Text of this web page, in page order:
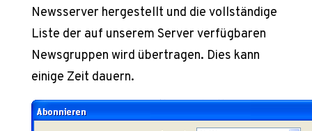
Newsserver hergestellt und die vollständige
Liste der auf unserem Server verfügbaren
Newsgruppen wird übertragen. Dies kann
einige Zeit dauern.